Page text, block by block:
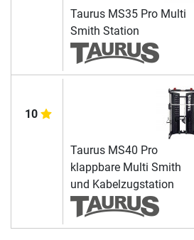
Taurus MS35 Pro Multi
Smith Station
10
Taurus MS40 Pro
klappbare Multi Smith
und Kabelzugstation